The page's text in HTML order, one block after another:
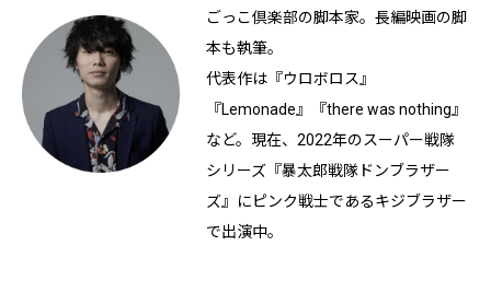
ごっこ倶楽部の脚本家。長編映画の脚
本も執筆。
代表作は『ウロボロス』
『Lemonade』『there was nothing』
など。現在、2022年のスーパー戦隊
シリーズ『暴太郎戦隊ドンブラザー
ズ』にピンク戦士であるキジブラザー
で出演中。